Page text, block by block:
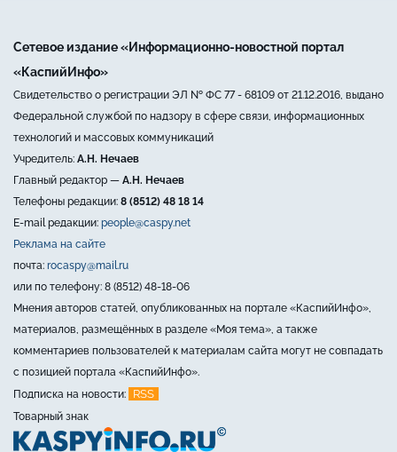
Сетевое издание «Информационно-новостной портал
«КаспийИнфо»
Свидетельство о регистрации ЭЛ № ФС 77 - 68109 от 21.12.2016, выдано
Федеральной службой по надзору в сфере связи, информационных
технологий и массовых коммуникаций
Учредитель: А.Н. Нечаев
Главный редактор — А.Н. Нечаев
Телефоны редакции: 8 (8512) 48 18 14
E-mail редакции: people@caspy.net
Реклама на сайте
почта: rocaspy@mail.ru
или по телефону: 8 (8512) 48-18-06
Мнения авторов статей, опубликованных на портале «КаспийИнфо»,
материалов, размещённых в разделе «Моя тема», а также
комментариев пользователей к материалам сайта могут не совпадать
с позицией портала «КаспийИнфо».
Подписка на новости:
RSS
Товарный знак